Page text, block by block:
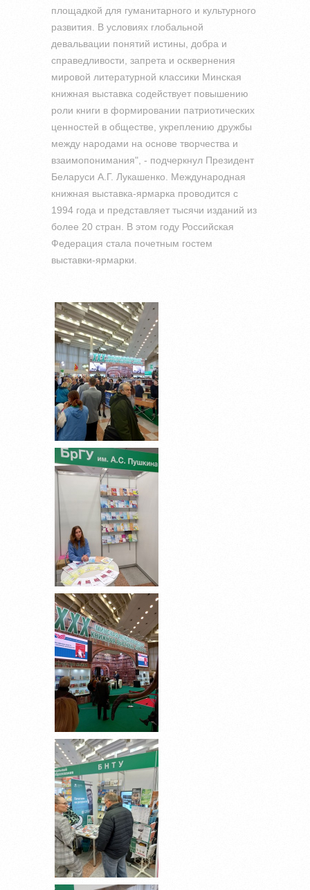
площадкой для гуманитарного и культурного
развития. В условиях глобальной
девальвации понятий истины, добра и
справедливости, запрета и осквернения
мировой литературной классики Минская
книжная выставка содействует повышению
роли книги в формировании патриотических
ценностей в обществе, укреплению дружбы
между народами на основе творчества и
взаимопонимания", - подчеркнул Президент
Беларуси А.Г. Лукашенко. Международная
книжная выставка-ярмарка проводится с
1994 года и представляет тысячи изданий из
более 20 стран. В этом году Российская
Федерация стала почетным гостем
выставки-ярмарки.